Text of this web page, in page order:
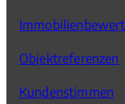
Objektreferenzen
Kundenstimmen